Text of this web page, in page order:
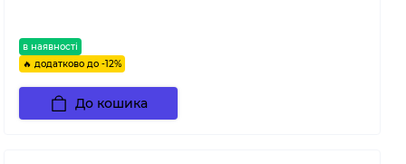
в наявності
🔥 додатково до -12%
До кошика